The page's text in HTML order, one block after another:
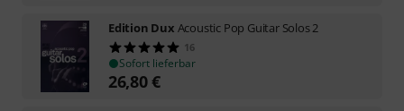
Edition Dux Acoustic Pop Guitar Solos 2
16
Sofort lieferbar
26,80€